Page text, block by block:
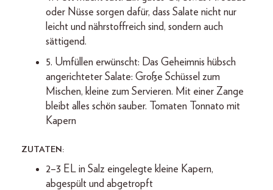
oder Nüsse sorgen dafür, dass Salate nicht nur
leicht und nährstoffreich sind, sondern auch
sättigend.
5. Umfüllen erwünscht: Das Geheimnis hübsch
angerichteter Salate: Große Schüssel zum
Mischen, kleine zum Servieren. Mit einer Zange
bleibt alles schön sauber. Tomaten Tonnato mit
Kapern
ZUTATEN:
2–3 EL in Salz eingelegte kleine Kapern,
abgespült und abgetropft